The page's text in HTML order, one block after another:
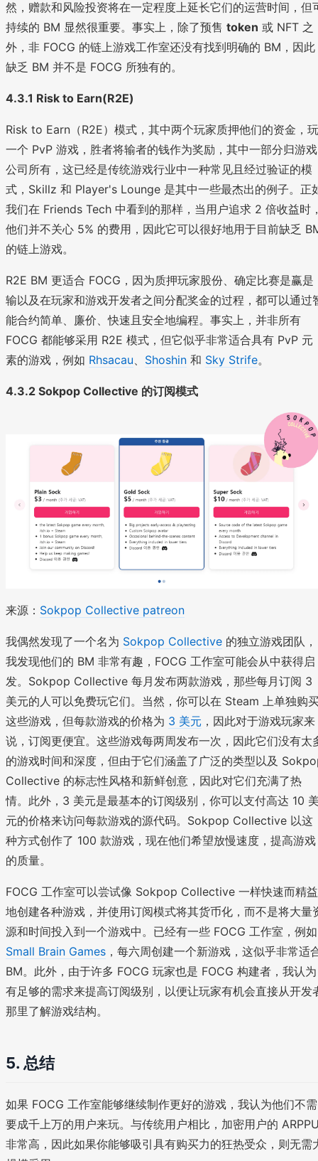
然，赠款和风险投资将在一定程度上延长它们的运营时间，但
持续的 BM 显然很重要。事实上，除了预售 token 或 NFT 之
外，非 FOCG 的链上游戏工作室还没有找到明确的 BM，因此
缺乏 BM 并不是 FOCG 所独有的。
4.3.1 Risk to Earn(R2E)
Risk to Earn（R2E）模式，其中两个玩家质押他们的资金，玩
一个 PvP 游戏，胜者将输者的钱作为奖励，其中一部分归游戏
公司所有，这已经是传统游戏行业中一种常见且经过验证的模
式，Skillz 和 Player's Lounge 是其中一些最杰出的例子。正
我们在 Friends Tech 中看到的那样，当用户追求 2 倍收益时
他们并不关心 5% 的费用，因此它可以很好地用于目前缺乏
的链上游戏。
R2E BM 更适合 FOCG，因为质押玩家股份、确定比赛是赢是
输以及在玩家和游戏开发者之间分配奖金的过程，都可以通过
能合约简单、廉价、快速且安全地编程。事实上，并非所有
FOCG 都能够采用 R2E 模式，但它似乎非常适合具有 PvP 元
素的游戏，例如 Rhsacau、 Shoshin 和 Sky Strife。
4.3.2 Sokpop Collective 的订阅模式
来源： Sokpop Collective patreon
我偶然发现了一个名为 Sokpop Collective 的独立游戏团队，
我发现他们的 BM 非常有趣，FOCG 工作室可能会从中获得启
发。Sokpop Collective 每月发布两款游戏，那些每月订阅 3
美元的人可以免费玩它们。当然，你可以在 Steam 上单独购
这些游戏，但每款游戏的价格为 3 美元 ，因此对于游戏玩家来
说，订阅更便宜。这些游戏每两周发布一次，因此它们没有太
的游戏时间和深度，但由于它们涵盖了广泛的类型以及
Collective 的标志性风格和新鲜创意，因此对它们充满了热
情。此外，3 美元是最基本的订阅级别，你可以支付高达 10
元的价格来访问每款游戏的源代码。Sokpop Collective 以这
种方式创作了 100 款游戏，现在他们希望放慢速度，提高游戏
的质量。
FOCG 工作室可以尝试像 Sokpop Collective 一样快速而精益
地创建各种游戏，并使用订阅模式将其货币化，而不是将大量
源和时间投入到一个游戏中。已经有一些 FOCG 工作室，例如
Small Brain Games ，每六周创建一个新游戏，这似乎非常适
BM。此外，由于许多 FOCG 玩家也是 FOCG 构建者，我认为
有足够的需求来提高订阅级别，以便让玩家有机会直接从开发
那里了解游戏结构。
5. 总结
如果 FOCG 工作室能够继续制作更好的游戏，我认为他们不需
要成千上万的用户来玩。与传统用户相比，加密用户的
非常高，因此如果你能够吸引具有购买力的狂热受众，则无需